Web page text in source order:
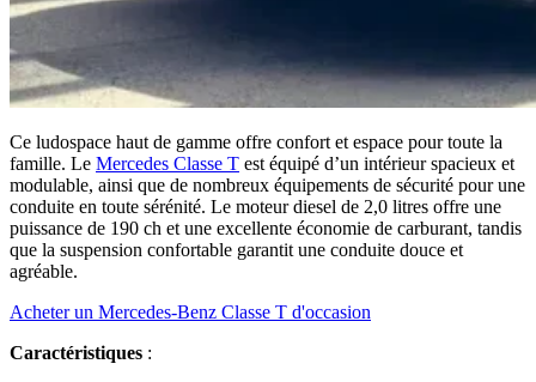
Ce ludospace haut de gamme offre confort et espace pour toute la
famille. Le Mercedes Classe T est équipé d’un intérieur spacieux et
modulable, ainsi que de nombreux équipements de sécurité pour une
conduite en toute sérénité. Le moteur diesel de 2,0 litres offre une
puissance de 190 ch et une excellente économie de carburant, tandis
que la suspension confortable garantit une conduite douce et
agréable.
Acheter un Mercedes-Benz Classe T d'occasion
Caractéristiques :